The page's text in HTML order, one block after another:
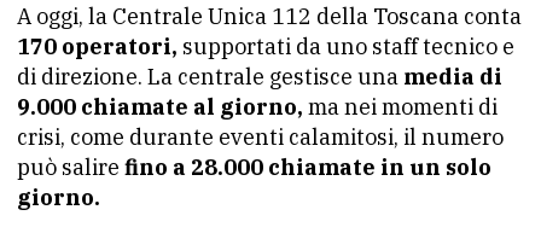
A oggi, la Centrale Unica 112 della Toscana conta
170 operatori, supportati da uno staff tecnico e
di direzione. La centrale gestisce una media di
9.000 chiamate al giorno, ma nei momenti di
crisi, come durante eventi calamitosi, il numero
può salire fino a 28.000 chiamate in un solo
giorno.